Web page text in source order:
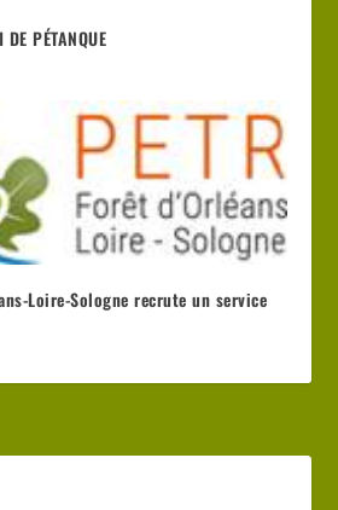
PÉTANQUE
Loire-Sologne recrute un service